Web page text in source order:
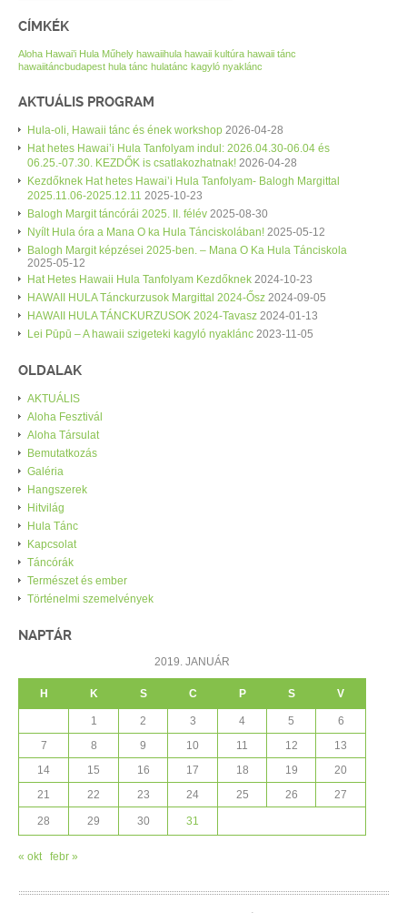
CÍMKÉK
Aloha Hawai’i Hula Műhely hawaiihula hawaii kultúra hawaii tánc
hawaiitáncbudapest hula tánc hulatánc kagyló nyaklánc
AKTUÁLIS PROGRAM
Hula-oli, Hawaii tánc és ének workshop 2026-04-28
Hat hetes Hawai’i Hula Tanfolyam indul: 2026.04.30-06.04 és
06.25.-07.30. KEZDŐK is csatlakozhatnak! 2026-04-28
Kezdőknek Hat hetes Hawai’i Hula Tanfolyam- Balogh Margittal
2025.11.06-2025.12.11 2025-10-23
Balogh Margit táncórái 2025. II. félév 2025-08-30
Nyílt Hula óra a Mana O ka Hula Tánciskolában! 2025-05-12
Balogh Margit képzései 2025-ben. – Mana O Ka Hula Tánciskola
2025-05-12
Hat Hetes Hawaii Hula Tanfolyam Kezdőknek 2024-10-23
HAWAII HULA Tánckurzusok Margittal 2024-Ősz 2024-09-05
HAWAII HULA TÁNCKURZUSOK 2024-Tavasz 2024-01-13
Lei Pūpū – A hawaii szigeteki kagyló nyaklánc 2023-11-05
OLDALAK
AKTUÁLIS
Aloha Fesztivál
Aloha Társulat
Bemutatkozás
Galéria
Hangszerek
Hitvilág
Hula Tánc
Kapcsolat
Táncórák
Természet és ember
Történelmi szemelvények
NAPTÁR
2019. JANUÁR
H K S C P S V
1 2 3 4 5
6
7
8 9 10 11 12
13
14
15 16 17 18 19
20
21
22 23 24 25 26 27
28 29 30 31
« okt febr »